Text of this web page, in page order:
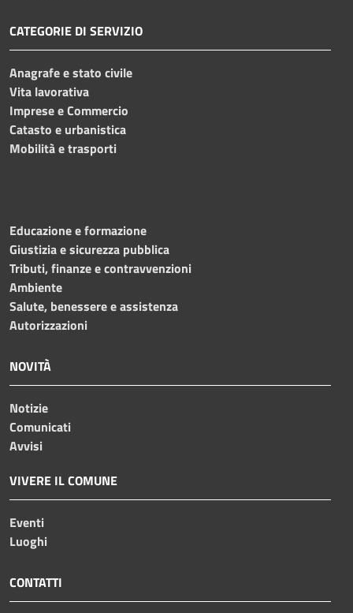
CATEGORIE DI SERVIZIO
Anagrafe e stato civile
Vita lavorativa
Imprese e Commercio
Catasto e urbanistica
Mobilità e trasporti
Educazione e formazione
Giustizia e sicurezza pubblica
Tributi, finanze e contravvenzioni
Ambiente
Salute, benessere e assistenza
Autorizzazioni
NOVITÀ
Notizie
Comunicati
Avvisi
VIVERE IL COMUNE
Eventi
Luoghi
CONTATTI